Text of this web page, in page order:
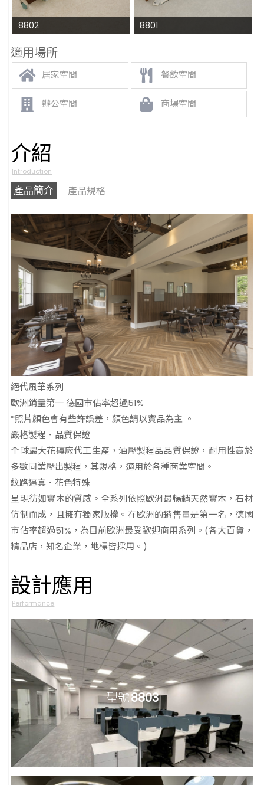
8802 8801
適用場所
居家空間 餐飲空間
辦公空間 商場空間
介紹
Introduction
產品簡介 產品規格
絕代風華系列
歐洲銷量第一 德國市佔率超過51%
*照片顏色會有些許誤差，顏色請以實品為主 。
嚴格製程．品質保證
全球最大花磚廠代工生產，油壓製程品品質保證，耐用性高於
多數同業壓出製程，其規格，適用於各種商業空間。
紋路逼真．花色特殊
呈現彷如實木的質感。全系列依照歐洲最暢銷天然實木，石材
仿制而成，且擁有獨家版權。在歐洲的銷售量是第一名，德國
市佔率超過51%，為目前歐洲最受歡迎商用系列。(各大百貨，
精品店，知名企業，地標皆採用。)
設計應用
Performance
型號8803